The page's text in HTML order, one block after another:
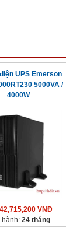
UPS Emerson
5000VA /
4000W
42,715,200 VNĐ
hành: 24 tháng